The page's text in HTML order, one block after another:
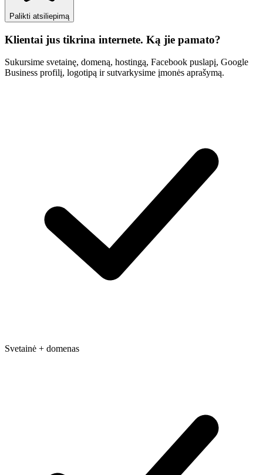
Palikti atsiliepimą
Klientai jus tikrina internete. Ką jie pamato?
Sukursime svetainę, domeną, hostingą, Facebook puslapį, Google
Business profilį, logotipą ir sutvarkysime įmonės aprašymą.
Svetainė + domenas